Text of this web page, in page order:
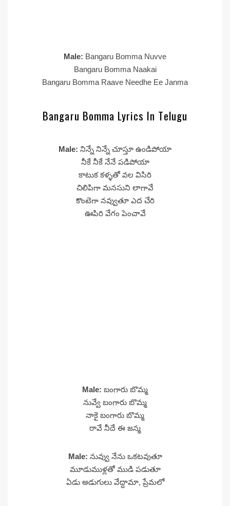
Male: Bangaru Bomma Nuvve
Bangaru Bomma Naakai
Bangaru Bomma Raave Needhe Ee Janma
Bangaru Bomma Lyrics In Telugu
Male: నిన్నే నిన్నే చూస్తూ ఉండిపోయా
నీకే నీకే నేనే పడిపోయా
కాటుక కళ్ళతో వల విసిరి
చిలిపిగా మనసుని లాగావే
కొంటెగా నవ్వుతూ ఎద చేరి
ఊపిరి వేగం పెంచావే
Male: బంగారు బొమ్మ
నువ్వే బంగారు బొమ్మ
నాకై బంగారు బొమ్మ
రావే నీదే ఈ జన్మ
Male: నువ్వు నేను ఒకటవుతూ
మూడుముళ్లతో ముడి పడుతూ
ఏడు అడుగులు వేద్దామా, ప్రేమలో